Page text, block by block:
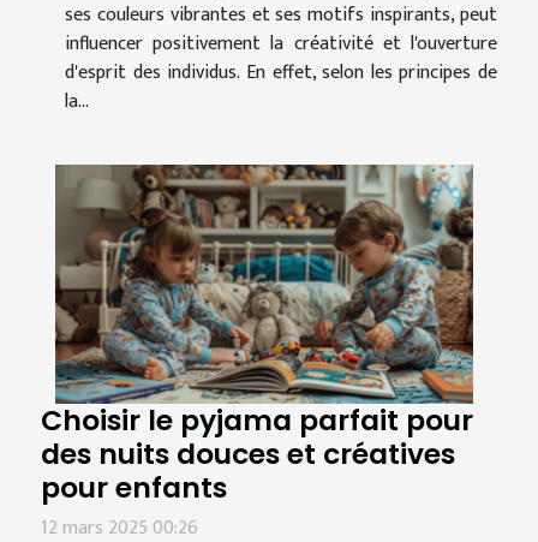
ses couleurs vibrantes et ses motifs inspirants, peut
influencer positivement la créativité et l'ouverture
d'esprit des individus. En effet, selon les principes de
la...
Choisir le pyjama parfait pour
des nuits douces et créatives
pour enfants
12 mars 2025 00:26